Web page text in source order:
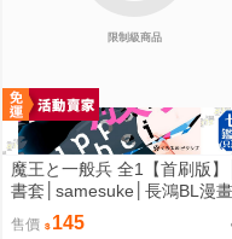
限制級商品
魔王と一般兵 全1【首刷版
書套│samesuke│長鴻BL漫
J4動漫
售價 145